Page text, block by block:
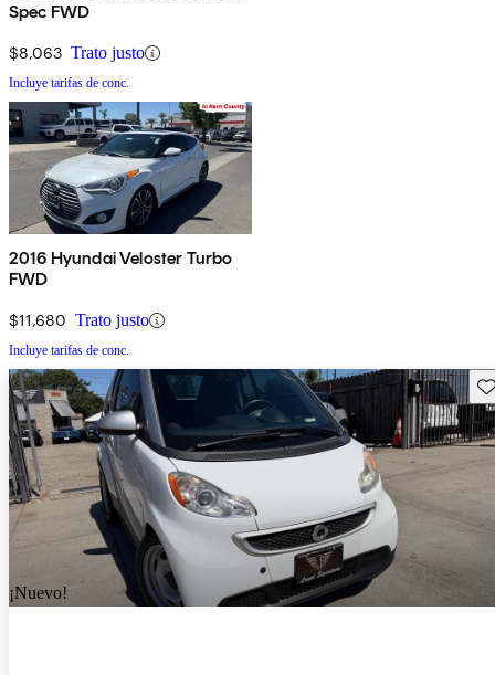
Spec FWD
$8,063 Trato justo
Incluye tarifas de conc.
2016 Hyundai Veloster Turbo
FWD
$11,680 Trato justo
Incluye tarifas de conc.
¡Nuevo!